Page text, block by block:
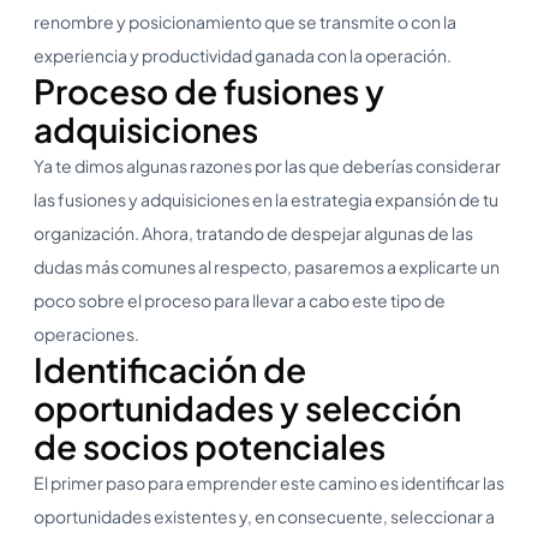
renombre y posicionamiento que se transmite o con la
experiencia y productividad ganada con la operación.
Proceso de fusiones y
adquisiciones
Ya te dimos algunas razones por las que deberías considerar
las fusiones y adquisiciones en la estrategia expansión de tu
organización. Ahora, tratando de despejar algunas de las
dudas más comunes al respecto, pasaremos a explicarte un
poco sobre el proceso para llevar a cabo este tipo de
operaciones.
Identificación de
oportunidades y selección
de socios potenciales
El primer paso para emprender este camino es identificar las
oportunidades existentes y, en consecuente, seleccionar a